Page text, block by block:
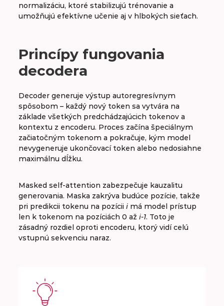
normalizáciu, ktoré stabilizujú trénovanie a
umožňujú efektívne učenie aj v hlbokých sieťach.
Princípy fungovania
decodera
Decoder generuje výstup autoregresívnym
spôsobom – každý nový token sa vytvára na
základe všetkých predchádzajúcich tokenov a
kontextu z encoderu. Proces začína špeciálnym
začiatočným tokenom a pokračuje, kým model
nevygeneruje ukončovací token alebo nedosiahne
maximálnu dĺžku.
Masked self-attention zabezpečuje kauzalitu
generovania. Maska zakrýva budúce pozície, takže
pri predikcii tokenu na pozíciii má model prístup
len k tokenom na pozíciách 0 aži-1. Toto je
zásadný rozdiel oproti encoderu, ktorý vidí celú
vstupnú sekvenciu naraz.